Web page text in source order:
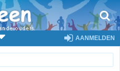
AANMELDEN